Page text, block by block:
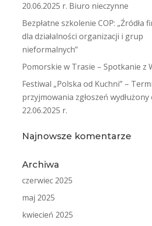
20.06.2025 r. Biuro nieczynne
Bezpłatne szkolenie COP: „Źródła
dla działalności organizacji i grup
nieformalnych”
Pomorskie w Trasie – Spotkanie z
Festiwal „Polska od Kuchni” –
przyjmowania zgłoszeń wydłużony
22.06.2025 r.
Najnowsze komentarze
Archiwa
czerwiec 2025
maj 2025
kwiecień 2025